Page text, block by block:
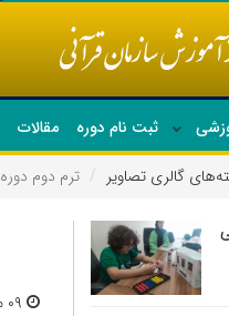
ثبت نام دوره مقالات
گالری تصاویر ترم دوم